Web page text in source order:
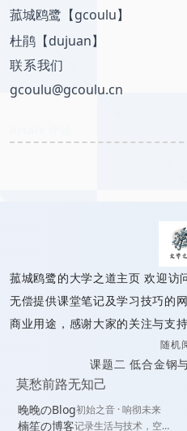
菰城鸥鹭【gcoulu】
杜鹃【dujuan】
联系我们
gcoulu@gcoulu.cn
菰城鸥鹭的大学之道主页 欢迎访
无偿提供课堂笔记及学习技巧的
商业用途，感谢大家的关注与支
随机
课题二 低合金钢
莫愁前路无知己
晚晚のBlog初始之音 · 响彻未来
楠笙の博客记录生活与技术，空谈
已链接至主
PROTOCOL:
菰城
菰城